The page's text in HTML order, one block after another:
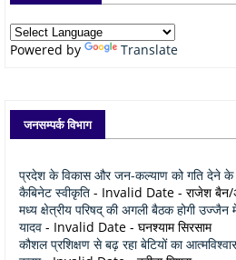
Powered by Translate
जनसम्पर्क विभाग
प्रदेश के विकास और जन-कल्याण को गति देने
कैबिनेट स्वीकृति - Invalid Date - राजेश
मध्य क्षेत्रीय परिषद् की अगली बैठक होगी उज्जैन
यादव - Invalid Date - घनश्याम सिरसाम
कौशल प्रशिक्षण से बढ़ रहा बेटियों का